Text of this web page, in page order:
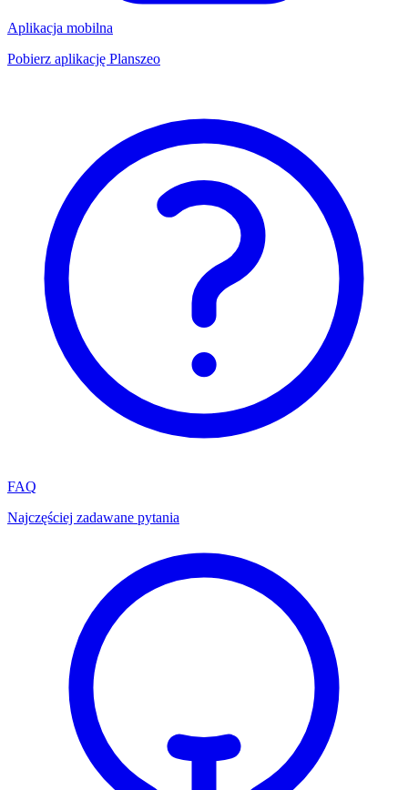
Aplikacja mobilna
Pobierz aplikację Planszeo
FAQ
Najczęściej zadawane pytania